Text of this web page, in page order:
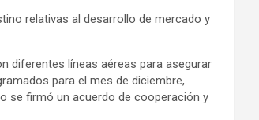
relativas al desarrollo de mercado y
diferentes líneas aéreas para asegurar
para el mes de diciembre,
se firmó un acuerdo de cooperación y